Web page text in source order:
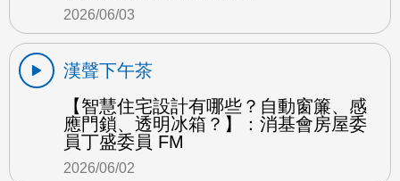
2026/06/03
漢聲下午茶
【智慧住宅設計有哪些？自動窗簾、感
應門鎖、透明冰箱？】：消基會房屋委
員丁盛委員 FM
2026/06/02